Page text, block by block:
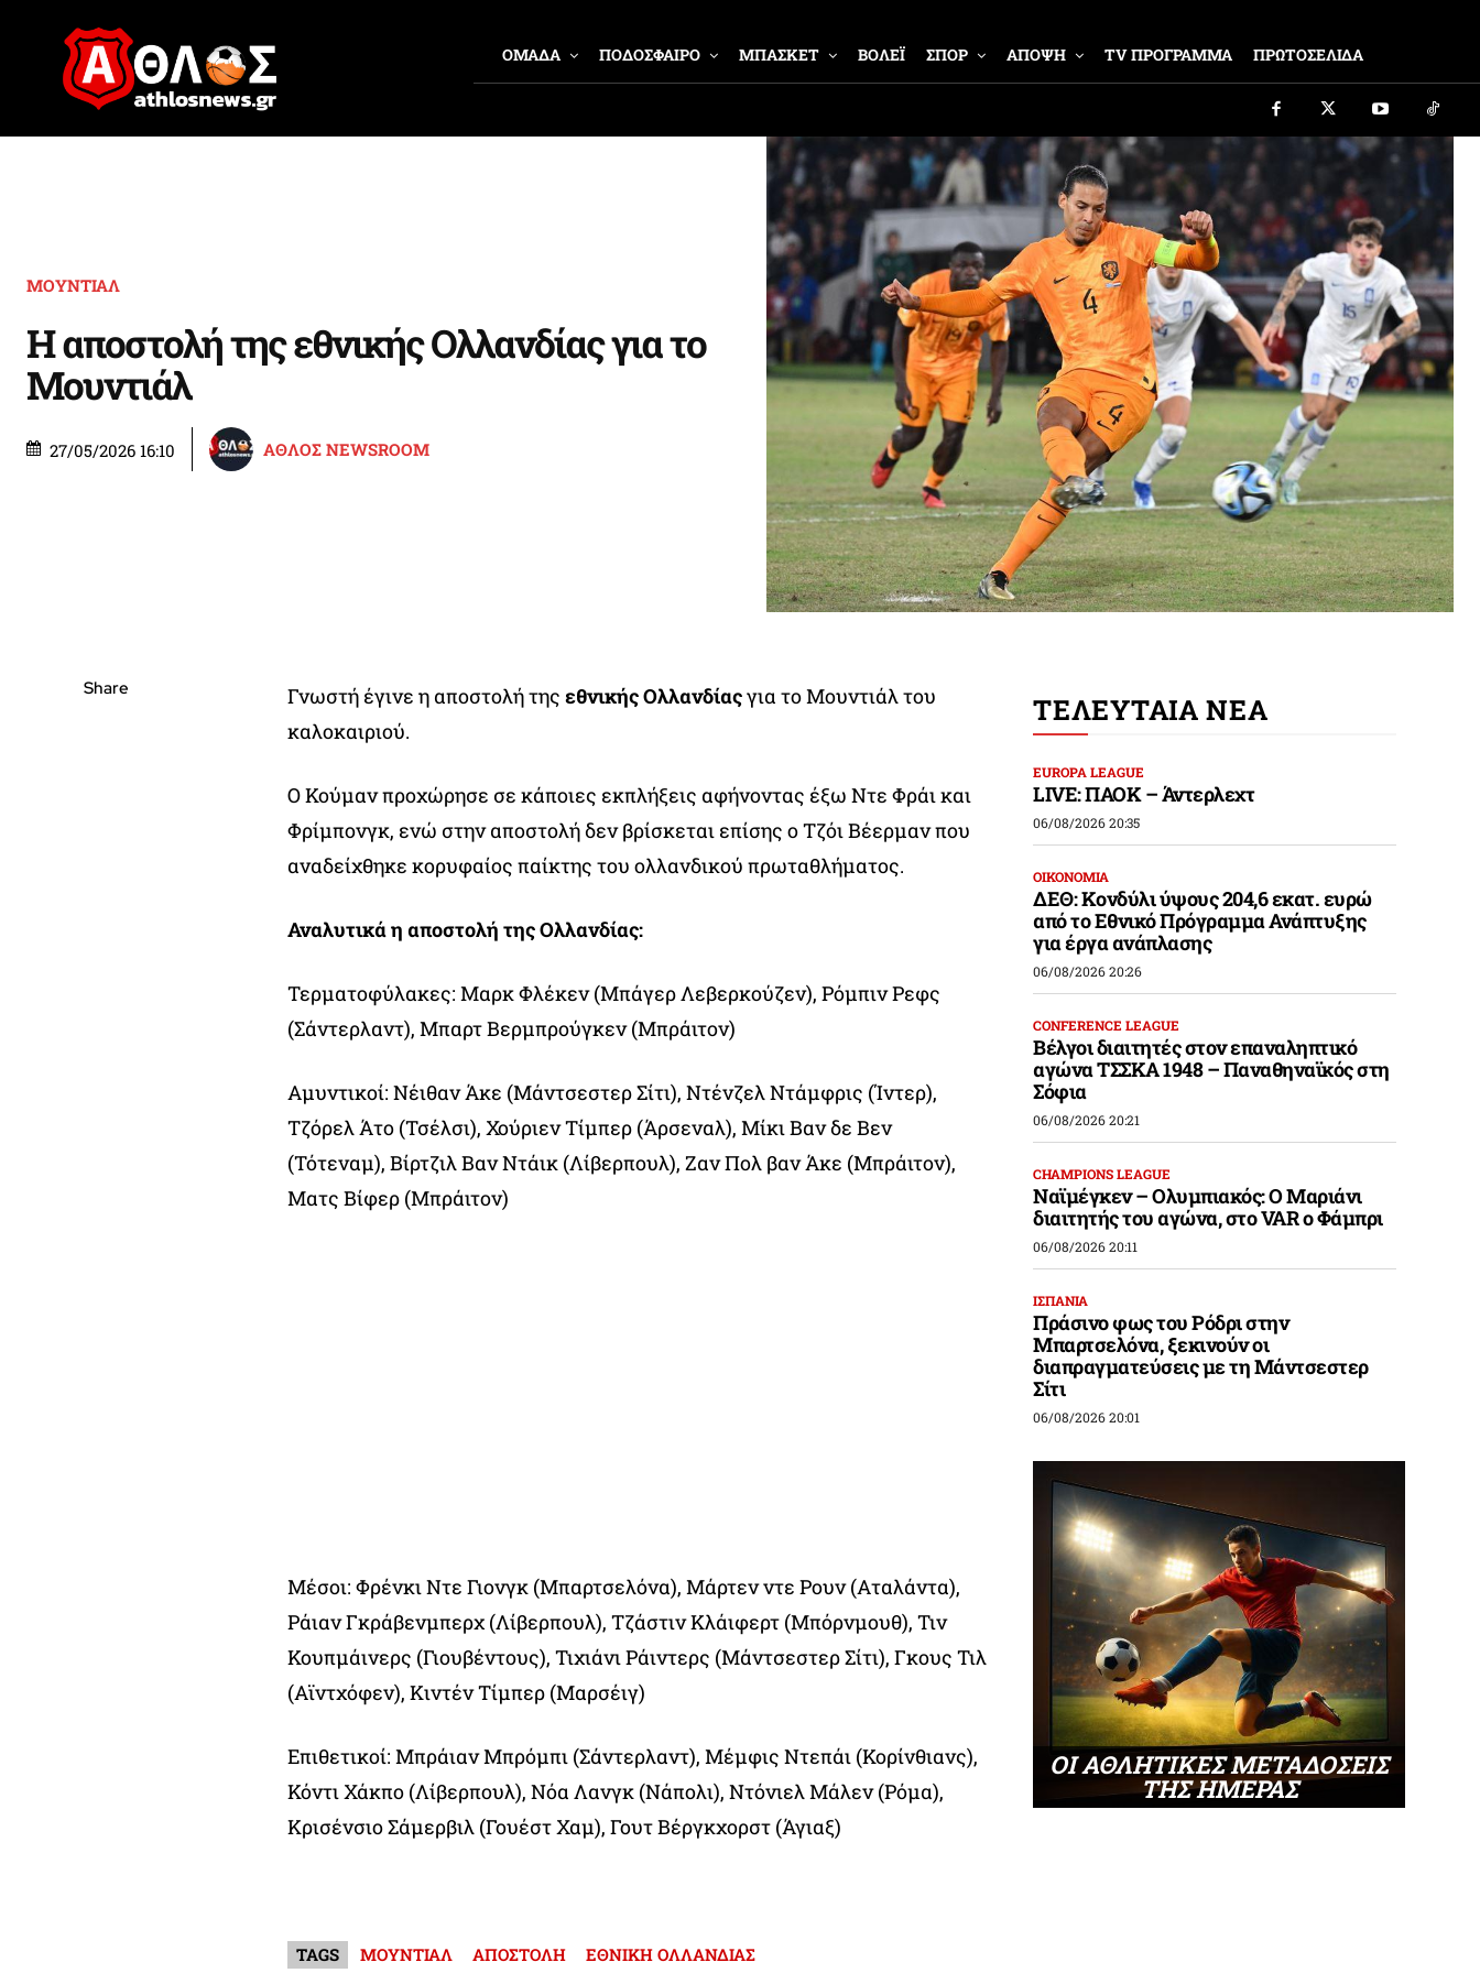
ΟΜΑΔΑ ΠΟΔΟΣΦΑΙΡΟ ΜΠΑΣΚΕΤ ΒΟΛΕΪ ΣΠΟΡ ΑΠΟΨΗ TV ΠΡΟΓΡΑΜΜΑ ΠΡΩΤΟΣΕΛΙΔΑ
ΜΟΥΝΤΙΑΛ
Η αποστολή της εθνικής Ολλανδίας για το
Μουντιάλ
27/05/2026 16:10 ΑΘΛΟΣ NEWSROOM
Share Γνωστή έγινε η αποστολή της εθνικής Ολλανδίαςγια το Μουντιάλ του
καλοκαιριού.
Ο Κούμαν προχώρησε σε κάποιες εκπλήξεις αφήνοντας έξω Ντε Φράι και
Φρίμπονγκ, ενώ στην αποστολή δεν βρίσκεται επίσης ο Τζόι Βέερμαν που
αναδείχθηκε κορυφαίος παίκτης του ολλανδικού πρωταθλήματος.
Αναλυτικά η αποστολή της Ολλανδίας:
Τερματοφύλακες: Μαρκ Φλέκεν (Μπάγερ Λεβερκούζεν), Ρόμπιν Ρεφς
(Σάντερλαντ), Μπαρτ Βερμπρούγκεν (Μπράιτον)
Αμυντικοί: Νέιθαν Άκε (Μάντσεστερ Σίτι), Ντένζελ Ντάμφρις (Ίντερ),
Τζόρελ Άτο (Τσέλσι), Χούριεν Τίμπερ (Άρσεναλ), Μίκι Βαν δε Βεν
(Τότεναμ), Βίρτζιλ Βαν Ντάικ (Λίβερπουλ), Ζαν Πολ βαν Άκε (Μπράιτον),
Ματς Βίφερ (Μπράιτον)
Μέσοι: Φρένκι Ντε Γιονγκ (Μπαρτσελόνα), Μάρτεν ντε Ρουν (Αταλάντα),
Ράιαν Γκράβενμπερχ (Λίβερπουλ), Τζάστιν Κλάιφερτ (Μπόρνμουθ), Τιν
Κουπμάινερς (Γιουβέντους), Τιχιάνι Ράιντερς (Μάντσεστερ Σίτι), Γκους Τιλ
(Αϊντχόφεν), Κιντέν Τίμπερ (Μαρσέιγ)
Επιθετικοί: Μπράιαν Μπρόμπι (Σάντερλαντ), Μέμφις Ντεπάι (Κορίνθιανς),
Κόντι Χάκπο (Λίβερπουλ), Νόα Λανγκ (Νάπολι), Ντόνιελ Μάλεν (Ρόμα),
Κρισένσιο Σάμερβιλ (Γουέστ Χαμ), Γουτ Βέργκχορστ (Άγιαξ)
TAGS ΜΟΥΝΤΙΑΛ ΑΠΟΣΤΟΛΗ ΕΘΝΙΚΗ ΟΛΛΑΝΔΙΑΣ
ΤΕΛΕΥΤΑΙΑ ΝΕΑ
EUROPA LEAGUE
LIVE: ΠΑΟΚ – Άντερλεχτ
06/08/2026 20:35
ΟΙΚΟΝΟΜΙΑ
ΔΕΘ: Κονδύλι ύψους 204,6 εκατ. ευρώ
από το Εθνικό Πρόγραμμα Ανάπτυξης
για έργα ανάπλασης
06/08/2026 20:26
CONFERENCE LEAGUE
Βέλγοι διαιτητές στον επαναληπτικό
αγώνα ΤΣΣΚΑ 1948 – Παναθηναϊκός στη
Σόφια
06/08/2026 20:21
CHAMPIONS LEAGUE
Ναϊμέγκεν – Ολυμπιακός: Ο Μαριάνι
διαιτητής του αγώνα, στο VAR ο Φάμπρι
06/08/2026 20:11
ΙΣΠΑΝΙΑ
Πράσινο φως του Ρόδρι στην
Μπαρτσελόνα, ξεκινούν οι
διαπραγματεύσεις με τη Μάντσεστερ
Σίτι
06/08/2026 20:01
ΟΙ ΑΘΛΗΤΙΚΕΣ ΜΕΤΑΔΟΣΕΙΣ
ΤΗΣ ΗΜΕΡΑΣ